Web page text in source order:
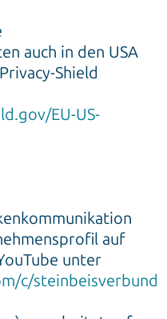
auch in den USA
Shield
EU-US-
auf
unter
c/steinbeisverbund